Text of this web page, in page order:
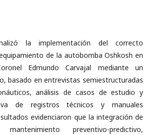
la implementación del correcto
de la autobomba Oshkosh en
Edmundo Carvajal mediante un
basado en entrevistas semiestructuradas
análisis de casos de estudio y
de registros técnicos y manuales
evidenciaron que la integración de
preventivo-predictivo,